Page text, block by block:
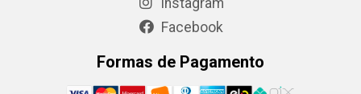
Facebook
Formas de Pagamento